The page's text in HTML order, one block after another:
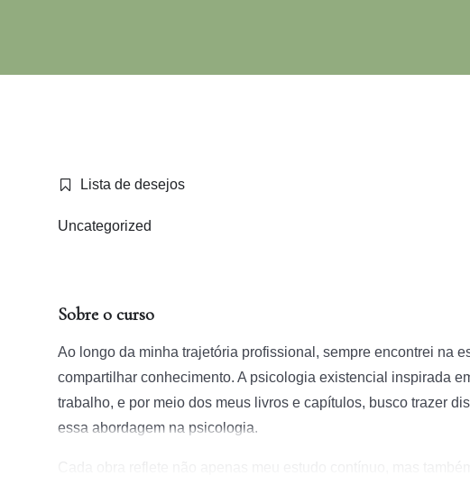
Lista de desejos
Uncategorized
Sobre o curso
Ao longo da minha trajetória profissional, sempre encontrei na
compartilhar conhecimento. A psicologia existencial inspirada
trabalho, e por meio dos meus livros e capítulos, busco trazer
essa abordagem na psicologia.